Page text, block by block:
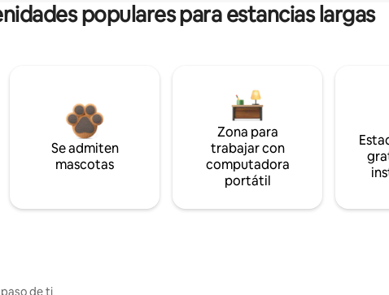
populares para estancias largas
Se admiten
mascotas
Zona para
trabajar con
computadora
portátil
de ti